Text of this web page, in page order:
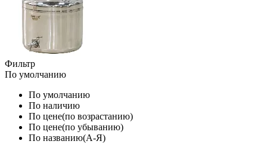
Фильтр
По умолчанию
По умолчанию
По наличию
По цене(по возрастанию)
По цене(по убыванию)
По названию(А-Я)